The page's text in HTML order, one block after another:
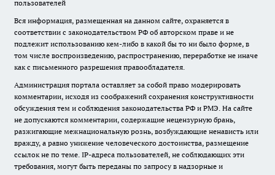
пользователей
Вся информация, размещенная на данном сайте, охраняется в
соответствии с законодательством РФ об авторском праве и не
подлежит использованию кем-либо в какой бы то ни было форме, в
том числе воспроизведению, распространению, переработке не иначе
как с письменного разрешения правообладателя.
Администрация портала оставляет за собой право модерировать
комментарии, исходя из соображений сохранения конструктивности
обсуждения тем и соблюдения законодательства РФ и РМЭ. На сайте
не допускаются комментарии, содержащие нецензурную брань,
разжигающие межнациональную рознь, возбуждающие ненависть или
вражду, а равно унижение человеческого достоинства, размещение
ссылок не по теме. IP-адреса пользователей, не соблюдающих эти
требования, могут быть переданы по запросу в надзорные и